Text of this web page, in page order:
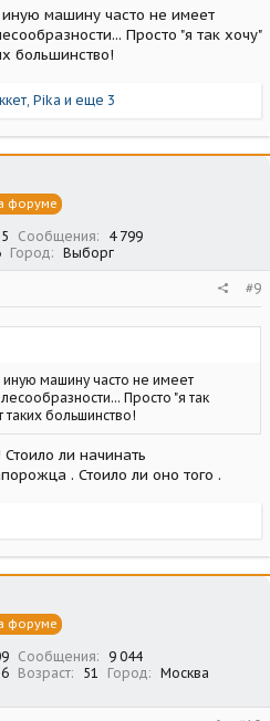
машину часто не имеет
Просто "я так хочу"
большинство!
Pika и еще 3
форуме
Сообщения
4 799
Город Выборг
#9
машину часто не имеет
Просто "я так
таких большинство!
ли начинать
. Стоило ли оно того .
форуме
Сообщения
9 044
Возраст 51 Город
Москва